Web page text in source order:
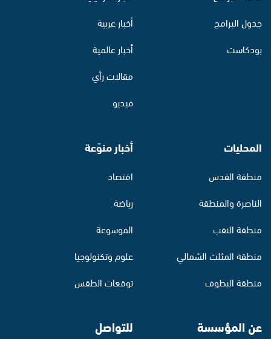
جدول البرامج
بودكاست
أخبار عربية
أخبار عالمية
مقالات رأي
فيديو
المحليات
منطقة القدس
الناصرة والمنطقة
منطقة النقب
منطقة المثلث الشمالي
منطقة البطوف
أخبار منوّعة
اقتصاد
رياضة
الموسوعة
علوم وتكنولوجيا
توقعات الطقس
عن المؤسسة للتواصل